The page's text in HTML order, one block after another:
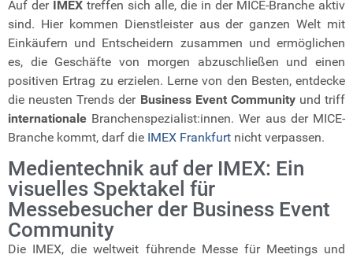
Auf der IMEX treffen sich alle, die in der MICE-Branche aktiv
sind. Hier kommen Dienstleister aus der ganzen Welt mit
Einkäufern und Entscheidern zusammen und ermöglichen
es, die Geschäfte von morgen abzuschließen und einen
positiven Ertrag zu erzielen. Lerne von den Besten, entdecke
die neusten Trends der Business Event Communityund triff
internationale Branchenspezialist:innen. Wer aus der MICE-
Branche kommt, darf die IMEX Frankfurt nicht verpassen.
Medientechnik auf der IMEX: Ein
visuelles Spektakel für
Messebesucher der Business Event
Community
Die IMEX, die weltweit führende Messe für Meetings und